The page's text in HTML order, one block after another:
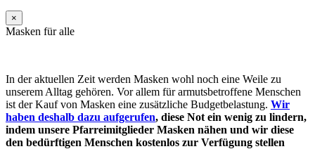
×
Masken für alle
In der aktuellen Zeit werden Masken wohl noch eine Weile zu
unserem Alltag gehören. Vor allem für armutsbetroffene Menschen
ist der Kauf von Masken eine zusätzliche Budgetbelastung. Wir
haben deshalb dazu aufgerufen, diese Not ein wenig zu lindern,
indem unsere Pfarreimitglieder Masken nähen und wir diese
den bedürftigen Menschen kostenlos zur Verfügung stellen